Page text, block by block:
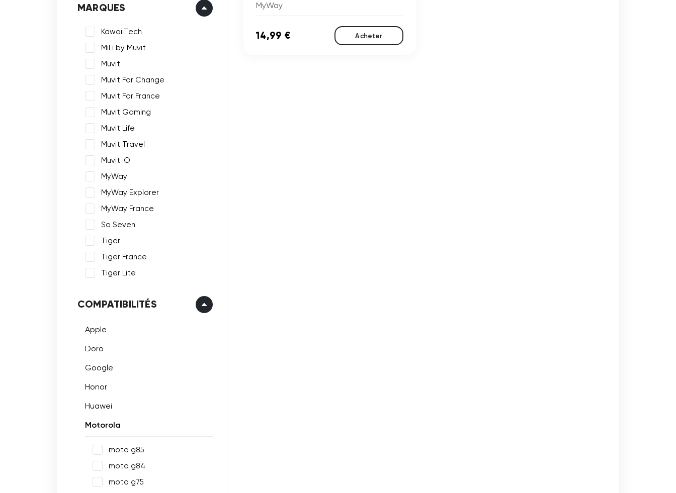
MARQUES
KawaiiTech
MiLi by Muvit
Muvit
Muvit For Change
Muvit For France
Muvit Gaming
Muvit Life
Muvit Travel
Muvit iO
MyWay
MyWay Explorer
MyWay France
So Seven
Tiger
Tiger France
Tiger Lite
COMPATIBILITÉS
Apple
Doro
Google
Honor
Huawei
Motorola
moto g85
moto g84
moto g75
MyWay
14,99 € Acheter